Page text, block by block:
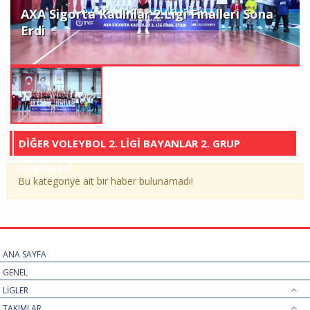
Sigorta Kadınlar 2.Ligi Finalleri Sona
DİĞER VOLEYBOL 2. LİGİ BAYANLAR 2. GRUP
HABERLERİ
Bu kategoriye ait bir haber bulunamadı!
ANA SAYFA
GENEL
LİGLER